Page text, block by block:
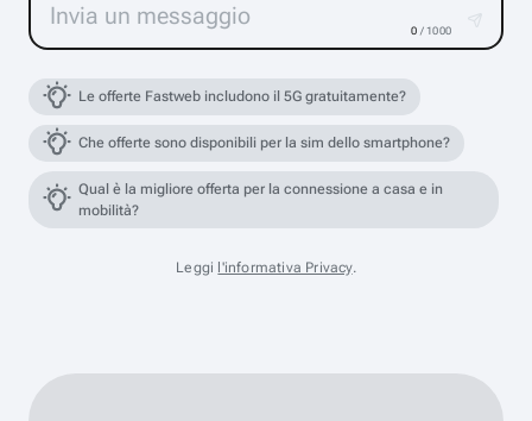
0 / 1000
Le offerte Fastweb includono il 5G gratuitamente?
Che offerte sono disponibili per la sim dello smartphone?
Qual è la migliore offerta per la connessione a casa e in
mobilità?
Leggi l'informativa Privacy.